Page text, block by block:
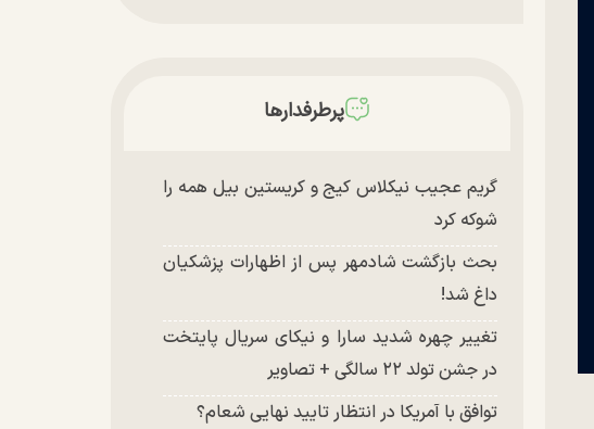
پرطرفدارها
گریم عجیب نیکلاس کیج و کریستین بیل همه را
شوکه کرد
بحث بازگشت شادمهر پس از اظهارات پزشکیان
داغ شد!
تغییر چهره شدید سارا و نیکای سریال پایتخت
در جشن تولد ۲۲ سالگی + تصاویر
توافق با آمریکا در انتظار تایید نهایی شعام؟